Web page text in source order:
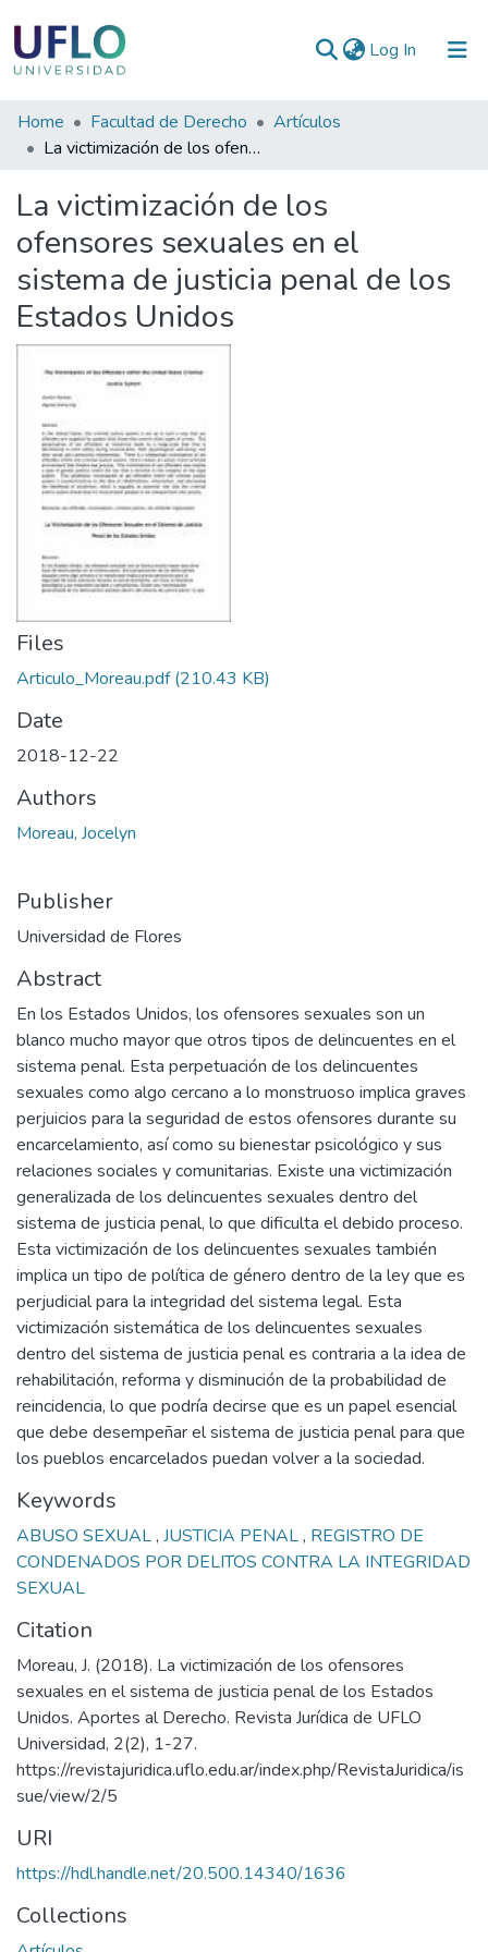
Log In (current)
Communities
&
All of RIUFLO
Statistics
Home Facultad de Derecho
Artículos
La victimización de los ofensores sexuales en el sistema de justicia penal de los Estados Unidos
La victimización de los
ofensores sexuales en el
sistema de justicia penal de los
Estados Unidos
Files
Articulo_Moreau.pdf(210.43 KB)
Date
2018-12-22
Authors
Moreau, Jocelyn
Publisher
Universidad de Flores
Abstract
En los Estados Unidos, los ofensores sexuales son un
blanco mucho mayor que otros tipos de delincuentes en el
sistema penal. Esta perpetuación de los delincuentes
sexuales como algo cercano a lo monstruoso implica graves
perjuicios para la seguridad de estos ofensores durante su
encarcelamiento, así como su bienestar psicológico y sus
relaciones sociales y comunitarias. Existe una victimización
generalizada de los delincuentes sexuales dentro del
sistema de justicia penal, lo que dificulta el debido proceso.
Esta victimización de los delincuentes sexuales también
implica un tipo de política de género dentro de la ley que es
perjudicial para la integridad del sistema legal. Esta
victimización sistemática de los delincuentes sexuales
dentro del sistema de justicia penal es contraria a la idea de
rehabilitación, reforma y disminución de la probabilidad de
reincidencia, lo que podría decirse que es un papel esencial
que debe desempeñar el sistema de justicia penal para que
los pueblos encarcelados puedan volver a la sociedad.
Keywords
ABUSO SEXUAL, JUSTICIA PENAL, REGISTRO DE
CONDENADOS POR DELITOS CONTRA LA INTEGRIDAD
SEXUAL
Citation
Moreau, J. (2018). La victimización de los ofensores
sexuales en el sistema de justicia penal de los Estados
Unidos. Aportes al Derecho. Revista Jurídica de UFLO
Universidad, 2(2), 1-27.
https://revistajuridica.uflo.edu.ar/index.php/RevistaJuridica/is
sue/view/2/5
URI
https://hdl.handle.net/20.500.14340/1636
Collections